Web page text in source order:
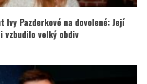
Ivy Pazderkové na dovolené: Její
vzbudilo velký obdiv